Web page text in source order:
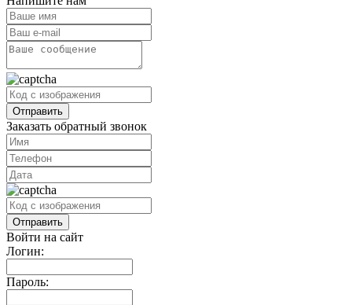
Заказать обратный звонок
Войти на сайт
Логин:
Пароль: